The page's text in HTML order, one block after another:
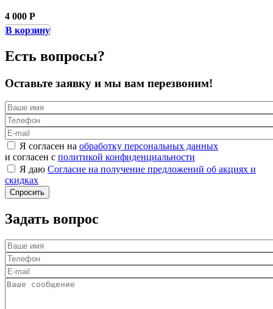
4 000 Р
В корзину
Есть вопросы?
Оставьте заявку и мы вам перезвоним!
Я согласен на обработку персональных данных
и согласен с политикой конфиденциальности
Я даю Согласие на получение предложений об акциях и
скидках
Задать вопрос